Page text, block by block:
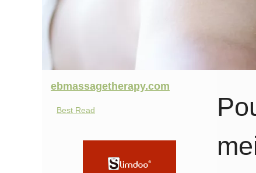
ebmassagetherapy.com
Best Read